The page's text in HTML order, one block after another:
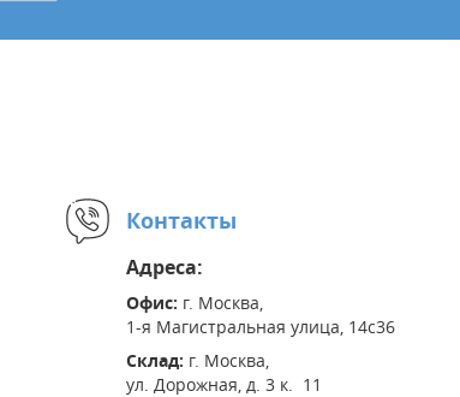
Контакты
Адреса:
Офис: г. Москва,
1-я Магистральная улица, 14с36
Склад: г. Москва,
ул. Дорожная, д. 3 к. 11